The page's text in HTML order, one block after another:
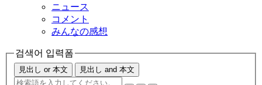
ニュース
コメント
みんなの感想
검색어 입력폼
見出し or 本文 見出し and 本文